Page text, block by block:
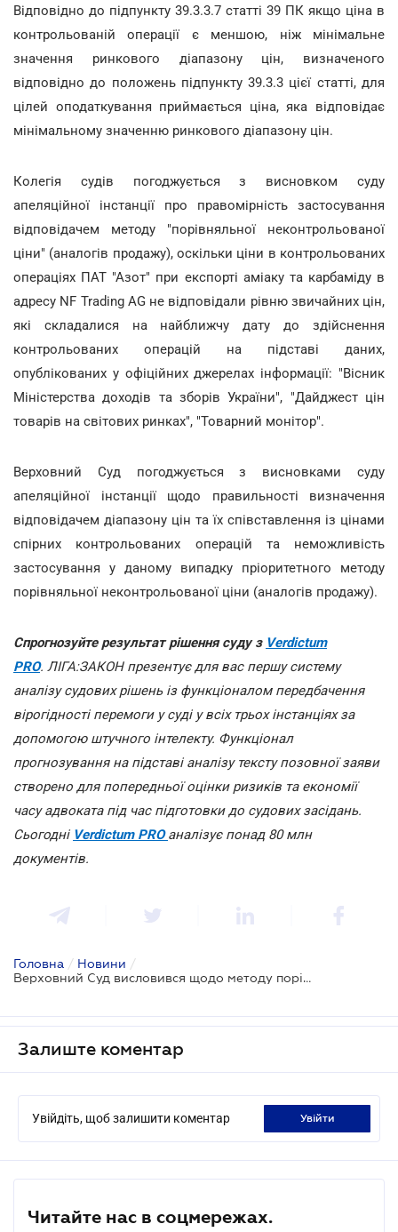
Відповідно до підпункту 39.3.3.7 статті 39 ПК якщо ціна в
контрольованій операції є меншою, ніж мінімальне
значення ринкового діапазону цін, визначеного
відповідно до положень підпункту 39.3.3 цієї статті, для
цілей оподаткування приймається ціна, яка відповідає
мінімальному значенню ринкового діапазону цін.
Колегія судів погоджується з висновком суду
апеляційної інстанції про правомірність застосування
відповідачем методу "порівняльної неконтрольованої
ціни" (аналогів продажу), оскільки ціни в контрольованих
операціях ПАТ "Азот" при експорті аміаку та карбаміду в
адресу NF Trading AG не відповідали рівню звичайних цін,
які складалися на найближчу дату до здійснення
контрольованих операцій на підставі даних,
опублікованих у офіційних джерелах інформації: "Вісник
Міністерства доходів та зборів України", "Дайджест цін
товарів на світових ринках", "Товарний монітор".
Верховний Суд погоджується з висновками суду
апеляційної інстанції щодо правильності визначення
відповідачем діапазону цін та їх співставлення із цінами
спірних контрольованих операцій та неможливість
застосування у даному випадку пріоритетного методу
порівняльної неконтрольованої ціни (аналогів продажу).
Спрогнозуйте результат рішення суду з Verdictum
PRO. ЛІГА:ЗАКОН презентує для вас першу систему
аналізу судових рішень із функціоналом передбачення
вірогідності перемоги у суді у всіх трьох інстанціях за
допомогою штучного інтелекту. Функціонал
прогнозування на підставі аналізу тексту позовної заяви
створено для попередньої оцінки ризиків та економії
часу адвоката під час підготовки до судових засідань.
Сьогодні Verdictum PROаналізує понад 80 млн
документів.
Головна / Новини /
Верховний Суд висловився щодо методу порівняльної неконтрольованої ціни
Залиште коментар
Увійдіть, щоб залишити коментар увійти
Читайте нас в соцмережах.